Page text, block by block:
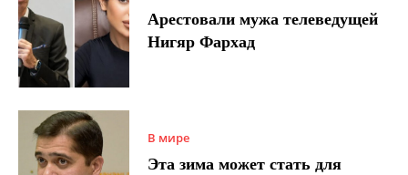
Арестовали мужа телеведущей
Нигяр Фархад
В мире
Эта зима может стать для